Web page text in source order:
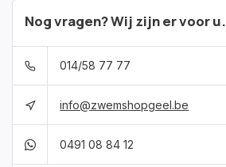
Nog vragen? Wij zijn er voor u.
014/58 77 77
info@zwemshopgeel.be
0491 08 84 12